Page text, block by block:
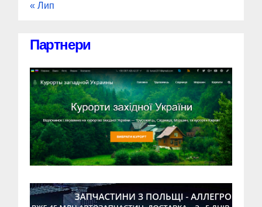
« Лип
Партнери